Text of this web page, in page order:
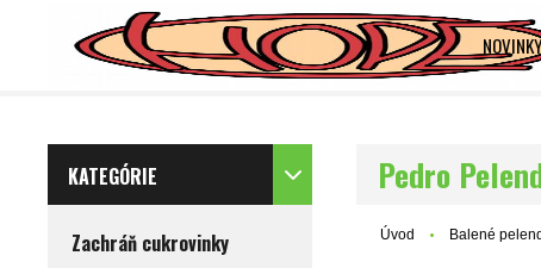
NOVINKY
KATEGÓRIE
Zachráň cukrovinky
Pedro
Úvod Balené